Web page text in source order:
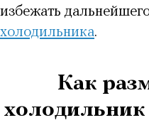
избежать
холодильника.
Как